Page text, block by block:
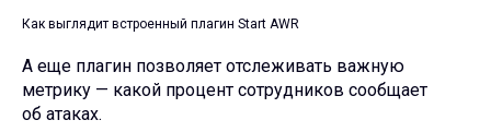
Как выглядит встроенный плагин Start AWR
А еще плагин позволяет отслеживать важную
метрику — какой процент сотрудников сообщает
об атаках.